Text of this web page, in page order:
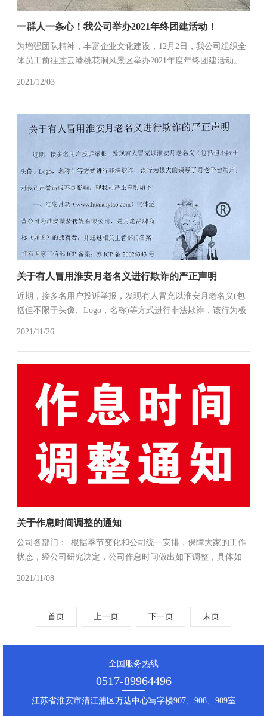
一群人一条心！我公司举办2021年终团建活动！
为增强团队精神，丰富企业文化建设，12月2日，我公司组织全
体员工前往连云港桃花涧风景区举办2021年度年终团建活动。
办建立了每月一次...
2021/12/03
关于有人冒用淮安月老名义进行欺诈的严正声明
近期，接多名用户投诉举报，发现有人冒充以淮安月老名义(包
括但不限于头像、Logo，名称)等方式进行非法欺诈，该行为极
2021/11/26
关于作息时间调整的通知
公司各部门： 根据季节变化和公司统一安排，保障大家的工作
状态，经公司研究决定，公司作息时间做出如下调整，具体如
17：1...
2021/11/08
首页 上一页 下一页 末页
全国服务热线
0517-89964496
江苏省淮安市清江浦区万达中心写字楼907、908、909室